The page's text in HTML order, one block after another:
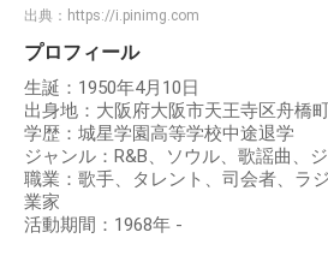
出典： https://i.pinimg.com
プロフィール
生誕：1950年4月10日
出身地：大阪府大阪市天王寺区舟橋
学歴：城星学園高等学校中途退学
ジャンル：R&B、ソウル、歌謡曲、
職業：歌手、タレント、司会者、ラ
業家
活動期間：1968年 -